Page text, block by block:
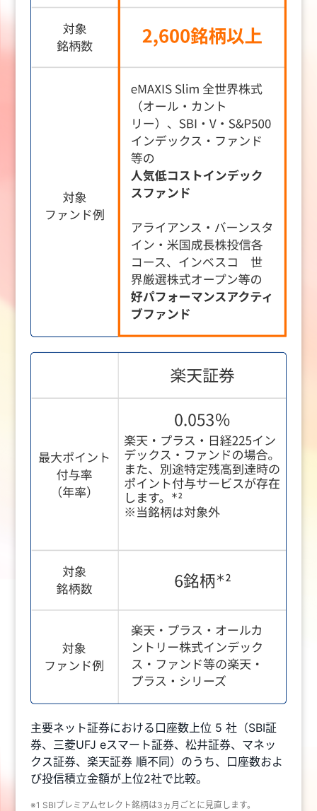
主要ネット証券における口座数上位 5 社（SBI証
券、三菱UFJ eスマート証券、松井証券、マネッ
クス証券、楽天証券 順不同）のうち、口座数およ
び投信積立金額が上位2社で比較。
※1 SBIプレミアムセレクト銘柄は3ヵ月ごとに見直します。